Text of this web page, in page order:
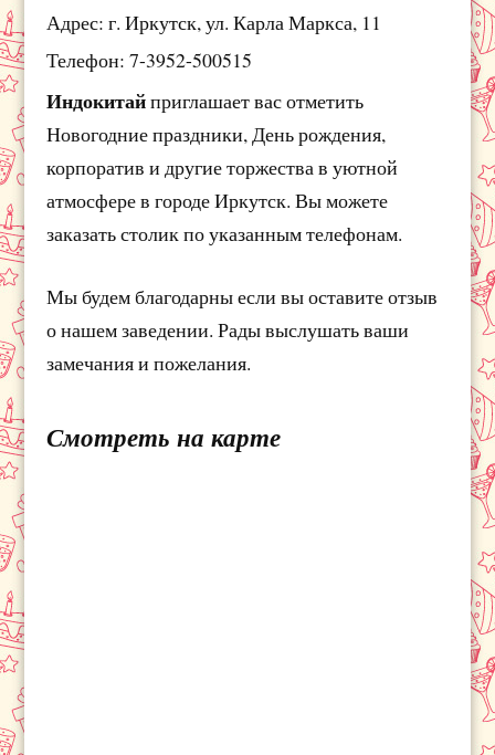
Адрес: г. Иркутск, ул. Карла Маркса, 11
Телефон: 7-3952-500515
Индокитайприглашает вас отметить
Новогодние праздники, День рождения,
корпоратив и другие торжества в уютной
атмосфере в городе Иркутск. Вы можете
заказать столик по указанным телефонам.
Мы будем благодарны если вы оставите отзыв
о нашем заведении. Рады выслушать ваши
замечания и пожелания.
Смотреть на карте